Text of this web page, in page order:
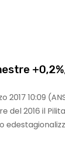
2017 10:09
del 2016 il